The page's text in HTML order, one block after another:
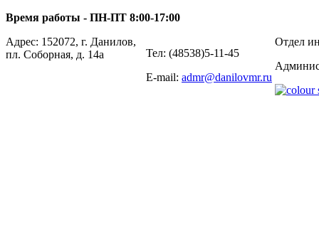
Время работы - ПН-ПТ 8:00-17:00
Адрес: 152072, г. Данилов,
пл. Соборная, д. 14а
Тел: (48538)5-11-45
E-mail: admr@danilovmr.ru
Отдел